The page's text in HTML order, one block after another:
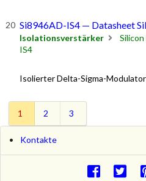
Si8946AD-IS4 — Datasheet
Isolationsverstärker Silicon
IS4
Isolierter Delta-Sigma-
1 2 3
Kontakte